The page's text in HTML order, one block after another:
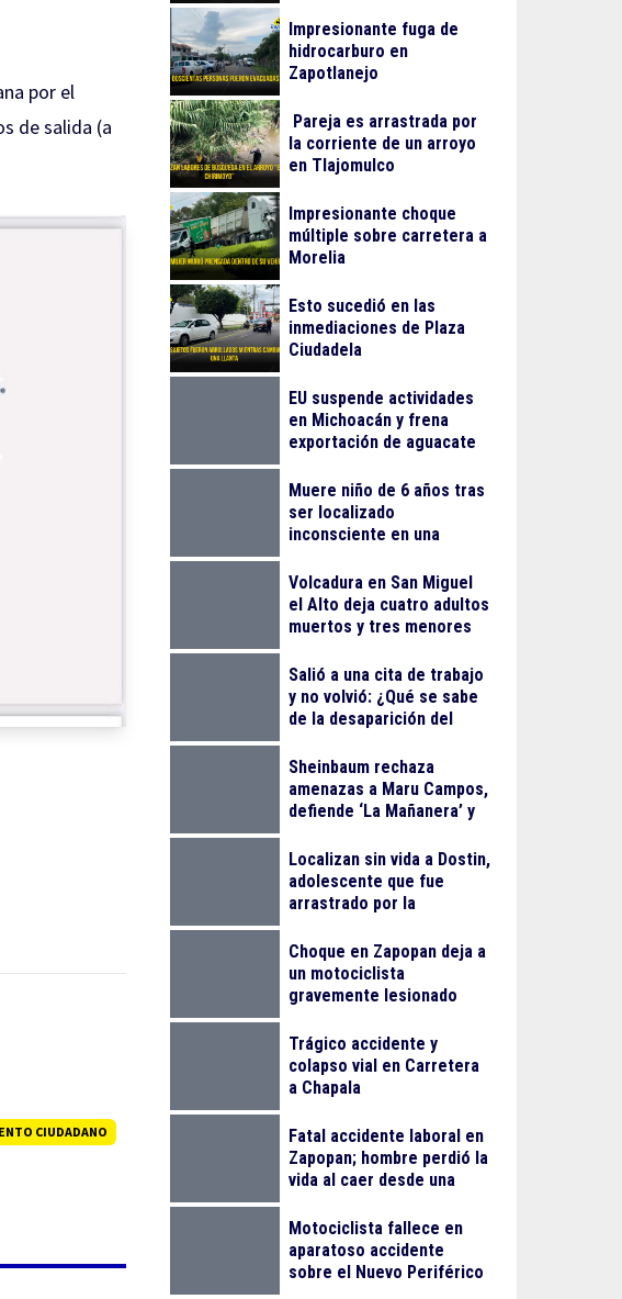
por el
de salida (a
CIUDADANO
Impresionante fuga de
hidrocarburo en
Zapotlanejo
Pareja es arrastrada por
la corriente de un arroyo
en Tlajomulco
Impresionante choque
múltiple sobre carretera a
Morelia
Esto sucedió en las
inmediaciones de Plaza
Ciudadela
EU suspende actividades
en Michoacán y frena
exportación de aguacate
Muere niño de 6 años tras
ser localizado
inconsciente en una
Volcadura en San Miguel
el Alto deja cuatro adultos
muertos y tres menores
Salió a una cita de trabajo
y no volvió: ¿Qué se sabe
de la desaparición del
Cabezas Talavera?
Sheinbaum rechaza
amenazas a Maru Campos,
defiende ‘La Mañanera’ y
de Reforestación
Localizan sin vida a Dostin,
adolescente que fue
arrastrado por la
de Oblatos
Choque en Zapopan deja a
un motociclista
gravemente lesionado
Trágico accidente y
colapso vial en Carretera
a Chapala
Fatal accidente laboral en
Zapopan; hombre perdió la
vida al caer desde una
Motociclista fallece en
aparatoso accidente
sobre el Nuevo Periférico